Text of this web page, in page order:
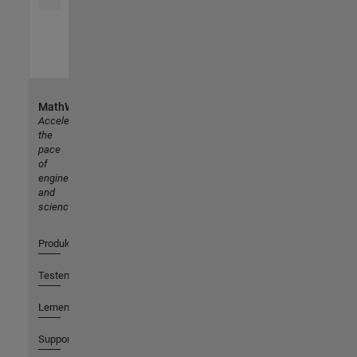
MathWorks
Accelerating
the
pace
of
engineering
and
science
Produkte
Testen oder Kaufen
Lernen
Support